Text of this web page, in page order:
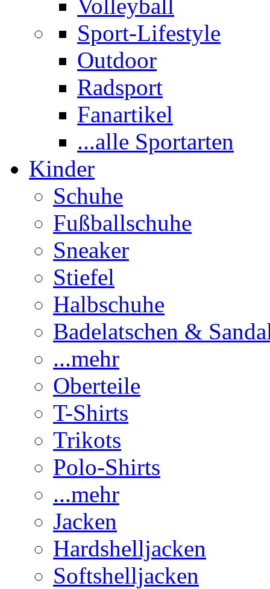
Volleyball
Sport-Lifestyle
Outdoor
Radsport
Fanartikel
...alle Sportarten
Kinder
Schuhe
Fußballschuhe
Sneaker
Stiefel
Halbschuhe
Badelatschen &
...mehr
Oberteile
T-Shirts
Trikots
Polo-Shirts
...mehr
Jacken
Hardshelljacken
Softshelljacken